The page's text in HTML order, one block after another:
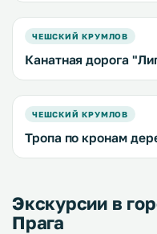
ЧЕШСКИЙ КРУМЛОВ
Канатная дорога
ЧЕШСКИЙ КРУМЛОВ
Тропа по кронам
Экскурсии в
Прага